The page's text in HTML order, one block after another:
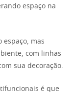
espaço na
espaço, mas
com linhas
sua decoração.
é que